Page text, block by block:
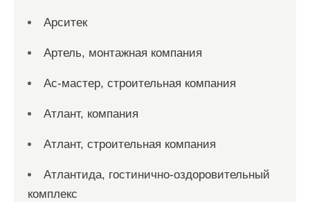
Арситек
Артель, монтажная компания
Ас-мастер, строительная компания
Атлант, компания
Атлант, строительная компания
Атлантида, гостинично-оздоровительный
комплекс